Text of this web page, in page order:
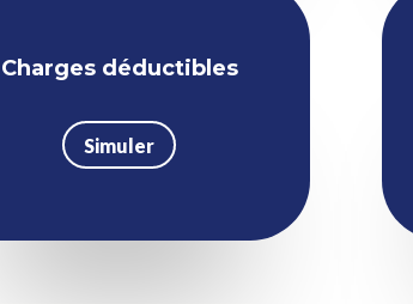
Charges déductibles
Simuler